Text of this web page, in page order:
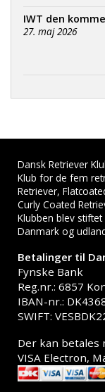
IWT den
27. maj 2026
Dansk Retriever
Klub for de fem
Retriever,
Curly Coated
Klubben blev
Danmark og
Betalinger til
Fynske Bank
Reg.nr.: 6857
IBAN-nr.:
SWIFT:
Der kan betales
VISA Electron,